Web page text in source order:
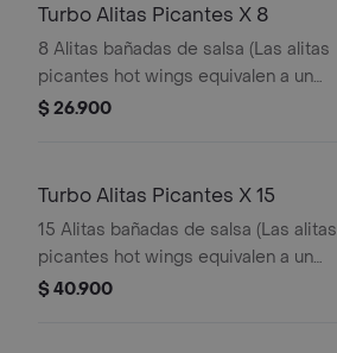
Turbo Alitas Picantes X 8
8 Alitas bañadas de salsa (Las alitas
picantes hot wings equivalen a un
trozo de ala)
$ 26.900
Turbo Alitas Picantes X 15
15 Alitas bañadas de salsa (Las alitas
picantes hot wings equivalen a un
trozo de ala)
$ 40.900